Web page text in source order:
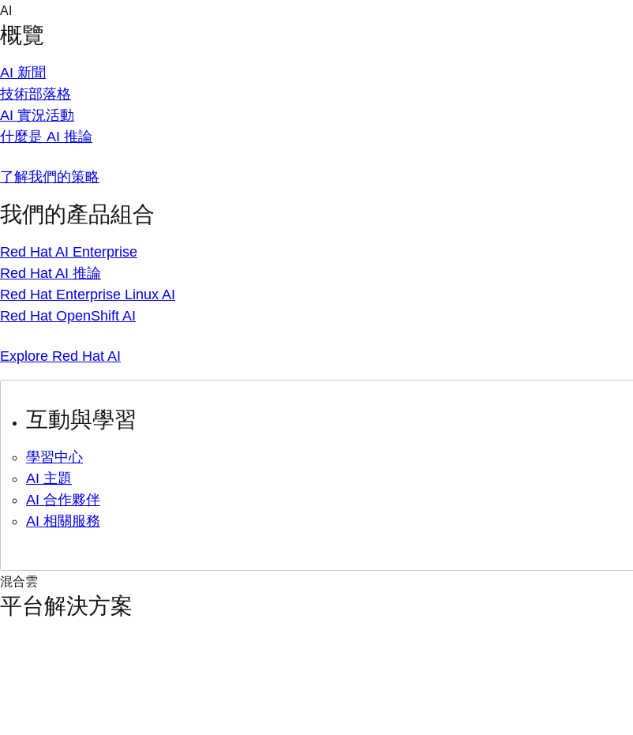
Skip
content
AI
概覽
AI 新聞
技術部落格
AI 實況活動
什麼是 AI 推論
了解我們的策略
我們的產品組合
Red Hat AI Enterprise
Red Hat AI 推論
Red Hat Enterprise Linux AI
Red Hat OpenShift AI
Explore Red Hat AI
互動與學習
學習中心
AI 主題
AI 合作夥伴
AI 相關服務
混合雲
平台解決方案